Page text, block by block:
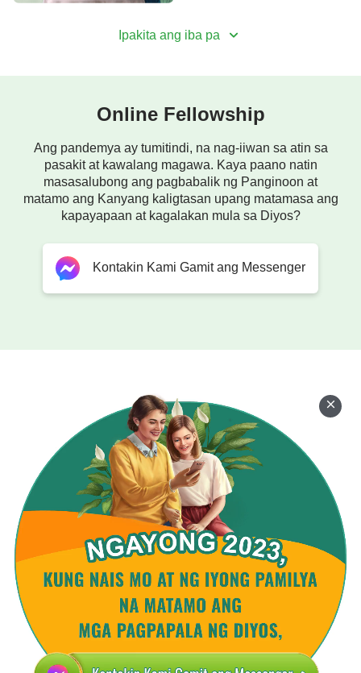
Ipakita ang iba pa
Online Fellowship
Ang pandemya ay tumitindi, na nag-iiwan sa atin sa
pasakit at kawalang magawa. Kaya paano natin
masasalubong ang pagbabalik ng Panginoon at
matamo ang Kanyang kaligtasan upang matamasa ang
kapayapaan at kagalakan mula sa Diyos?
Kontakin Kami Gamit ang Messenger